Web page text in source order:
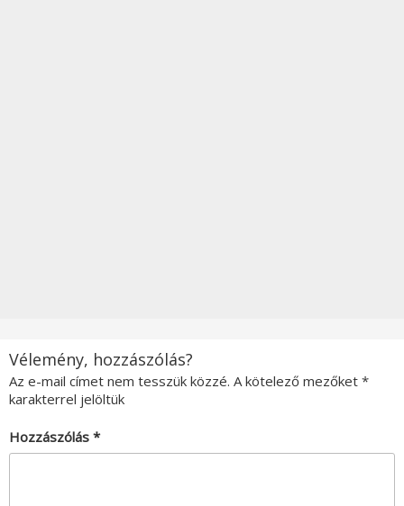
Vélemény, hozzászólás?
Az e-mail címet nem tesszük közzé. A kötelező mezőket *
karakterrel jelöltük
Hozzászólás *